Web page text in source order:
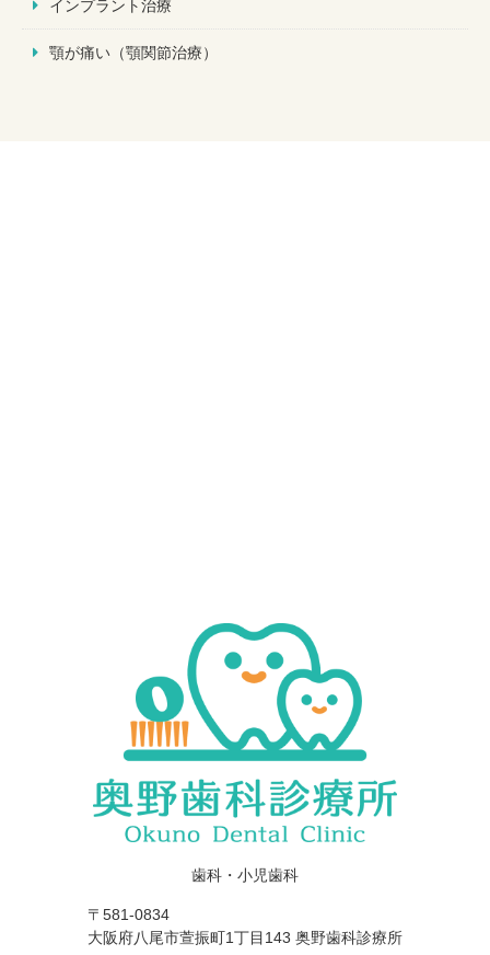
インプラント治療
顎が痛い（顎関節治療）
歯科・小児歯科
〒581-0834
大阪府八尾市萱振町1丁目143 奥野歯科診療所